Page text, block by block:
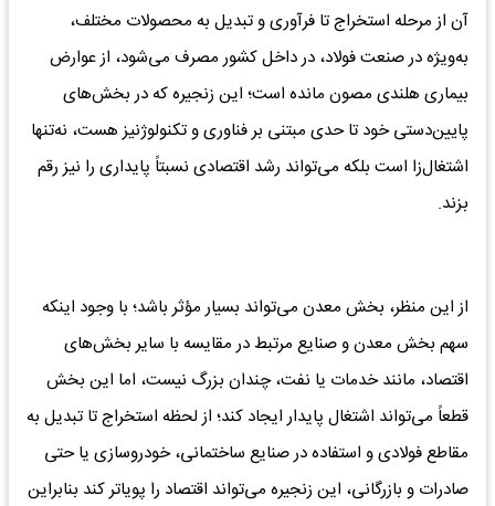
آن از مرحله استخراج تا فرآوری و تبدیل به محصولات مختلف،
به‌ویژه در صنعت فولاد، در داخل کشور مصرف می‌شود، از عوارض
بیماری هلندی مصون مانده است؛ این زنجیره که در بخش‌های
پایین‌دستی خود تا حدی مبتنی بر فناوری و تکنولوژنیز هست، نه‌تنها
اشتغال‌زا است بلکه می‌تواند رشد اقتصادی نسبتاً پایداری را نیز رقم
بزند.
از این منظر، بخش معدن می‌تواند بسیار مؤثر باشد؛ با وجود اینکه
سهم بخش معدن و صنایع مرتبط در مقایسه با سایر بخش‌های
اقتصاد، مانند خدمات یا نفت، چندان بزرگ نیست، اما این بخش
قطعاً می‌تواند اشتغال پایدار ایجاد کند؛ از لحظه استخراج تا تبدیل به
مقاطع فولادی و استفاده در صنایع ساختمانی، خودروسازی یا حتی
صادرات و بازرگانی، این زنجیره می‌تواند اقتصاد را پویاتر کند بنابراین